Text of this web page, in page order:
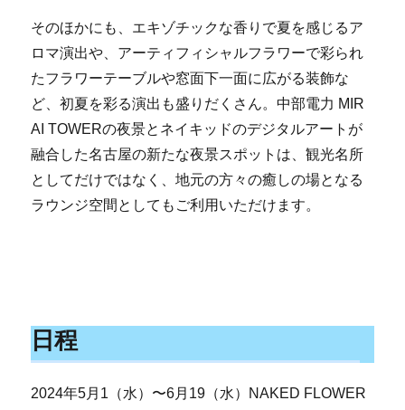
そのほかにも、エキゾチックな香りで夏を感じるア
ロマ演出や、アーティフィシャルフラワーで彩られ
たフラワーテーブルや窓面下一面に広がる装飾な
ど、初夏を彩る演出も盛りだくさん。中部電力 MIR
AI TOWERの夜景とネイキッドのデジタルアートが
融合した名古屋の新たな夜景スポットは、観光名所
としてだけではなく、地元の方々の癒しの場となる
ラウンジ空間としてもご利用いただけます。
日程
2024年5月1（水）〜6月19（水）NAKED FLOWER